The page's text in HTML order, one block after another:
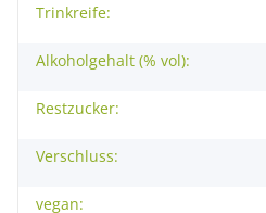
Trinkreife:
Alkoholgehalt (% vol):
Restzucker:
Verschluss:
vegan: